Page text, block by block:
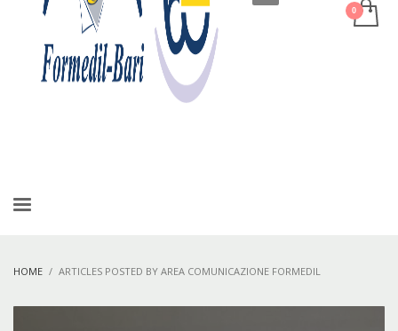
HOME ARTICLES POSTED BY AREA COMUNICAZIONE FORMEDIL